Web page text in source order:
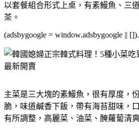
以套餐組合形式上桌，有素鰻魚、三
茶。
(adsbygoogle = window.adsbygoogle ||
主菜是三大塊的素鰻魚，很有厚度，
脆，味道鹹香下飯，帶有海苔甜味，
有所調整，高麗菜、油菜、醃蘿蔔清